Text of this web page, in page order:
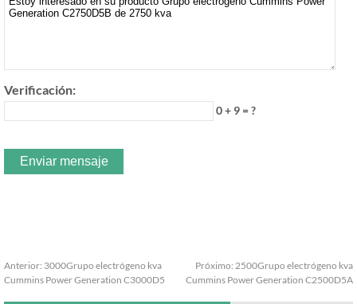
Verificación:
0 + 9 = ?
Anterior: 3000Grupo electrógeno kva
Cummins Power Generation C3000D5
Próximo: 2500Grupo electrógeno kva
Cummins Power Generation C2500D5A